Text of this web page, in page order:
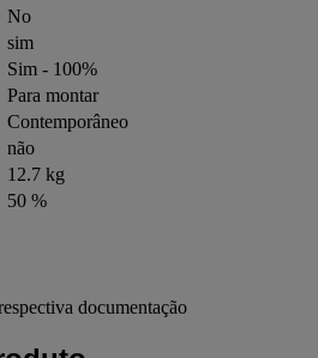
No
sim
Sim - 100%
Para montar
Contemporâneo
não
12.7 kg
50 %
documentação